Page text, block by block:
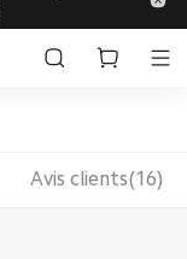
Avis clients(16)